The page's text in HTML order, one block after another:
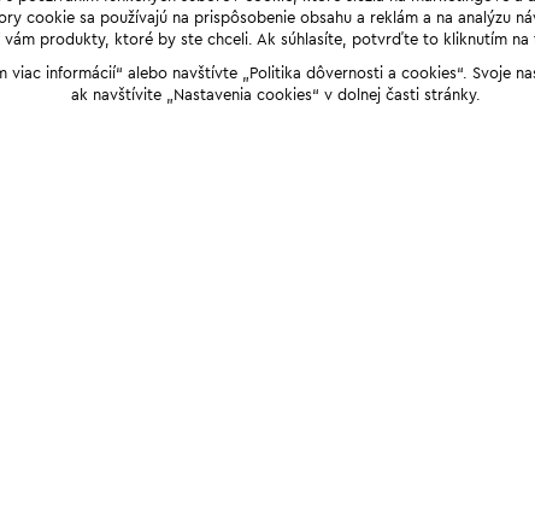
cookie sa používajú na prispôsobenie obsahu a reklám a na analýzu
vám produkty, ktoré by ste chceli. Ak súhlasíte, potvrďte to kliknutím na
viac informácií“ alebo navštívte „Politika dôvernosti a cookies“. Svoje
ak navštívite „Nastavenia cookies“ v dolnej časti stránky.